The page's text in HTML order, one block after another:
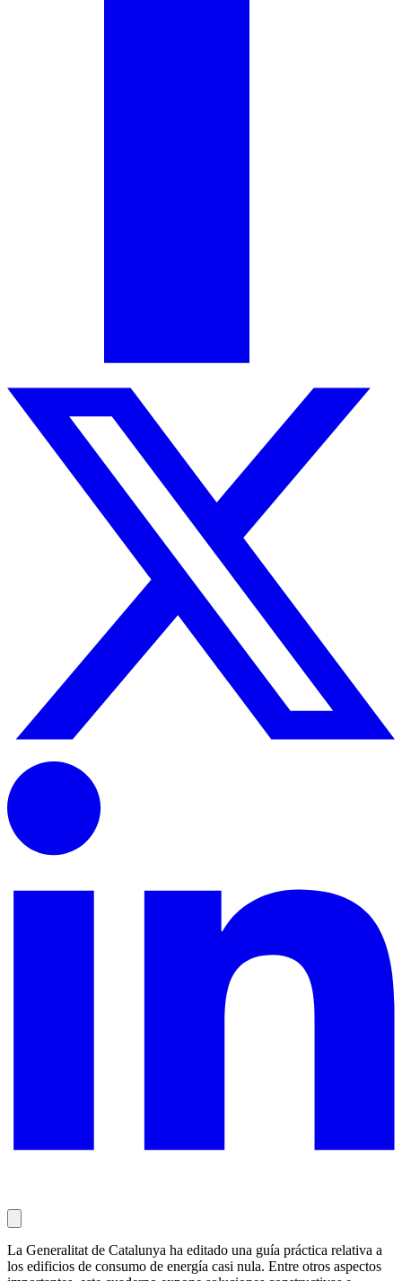
La Generalitat de Catalunya ha editado una guía práctica relativa a
los edificios de consumo de energía casi nula. Entre otros aspectos